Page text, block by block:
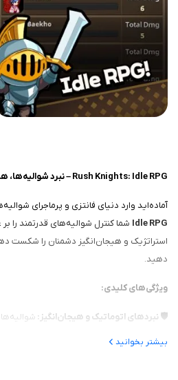
Rush Knights: Idle RPG – نبرد شوالیه‌ها، هیجان بی‌پایان! 🏰⚔️
آماده‌اید وارد دنیای فانتزی و پرماجرای
Idle RPG شما کنترل شوالیه‌های قدرتمند را
استراتژیک و هیجان‌انگیز دشمنان را شکست
دهید.
ویژگی‌های کلیدی:
🛡️ نبردهای اتوماتیک و هیجان‌انگیز:
بیشتر بخوانید